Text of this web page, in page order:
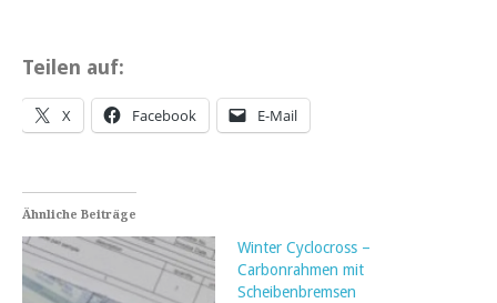
Teilen auf:
X Facebook E-Mail
Ähnliche Beiträge
Winter Cyclocross –
Carbonrahmen mit
Scheibenbremsen